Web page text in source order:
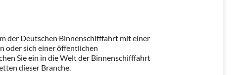
der Deutschen Binnenschifffahrt mit einer
oder sich einer öffentlichen
Sie ein in die Welt der Binnenschifffahrt
dieser Branche.